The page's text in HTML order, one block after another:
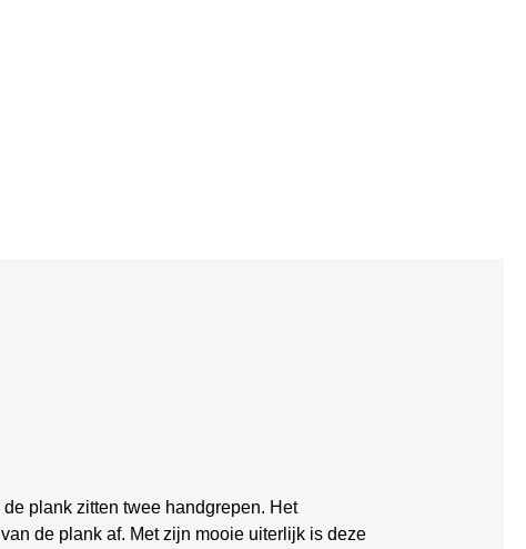
plank zitten twee handgrepen. Het
de plank af. Met zijn mooie uiterlijk is deze